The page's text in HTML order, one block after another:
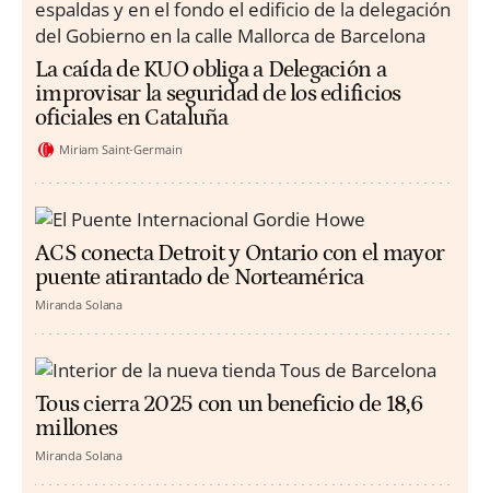
La caída de KUO obliga a Delegación a
improvisar la seguridad de los edificios
oficiales en Cataluña
Miriam Saint-Germain
ACS conecta Detroit y Ontario con el mayor
puente atirantado de Norteamérica
Miranda Solana
Tous cierra 2025 con un beneficio de 18,6
millones
Miranda Solana